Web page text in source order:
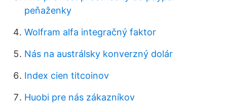
peňaženky
Wolfram alfa integračný faktor
Nás na austrálsky konverzný dolár
Index cien titcoinov
Huobi pre nás zákazníkov